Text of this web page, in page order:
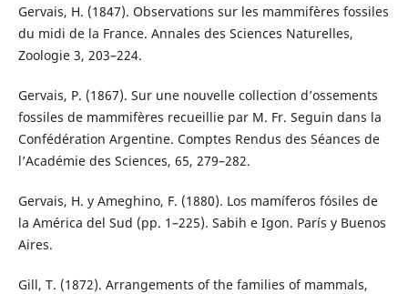
Gervais, H. (1847). Observations sur les mammifères fossiles
du midi de la France. Annales des Sciences Naturelles,
Zoologie 3, 203–224.
Gervais, P. (1867). Sur une nouvelle collection d’ossements
fossiles de mammifères recueillie par M. Fr. Seguin dans la
Confédération Argentine. Comptes Rendus des Séances de
l’Académie des Sciences, 65, 279–282.
Gervais, H. y Ameghino, F. (1880). Los mamíferos fósiles de
la América del Sud (pp. 1–225). Sabih e Igon. París y Buenos
Aires.
Gill, T. (1872). Arrangements of the families of mammals,